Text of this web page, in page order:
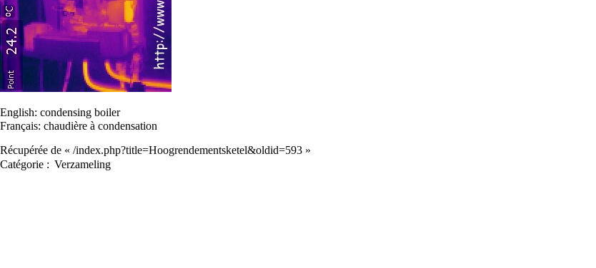
English: condensing boiler
Français: chaudière à condensation
Récupérée de « /index.php?title=Hoogrendementsketel&oldid=593 »
Catégorie : Verzameling